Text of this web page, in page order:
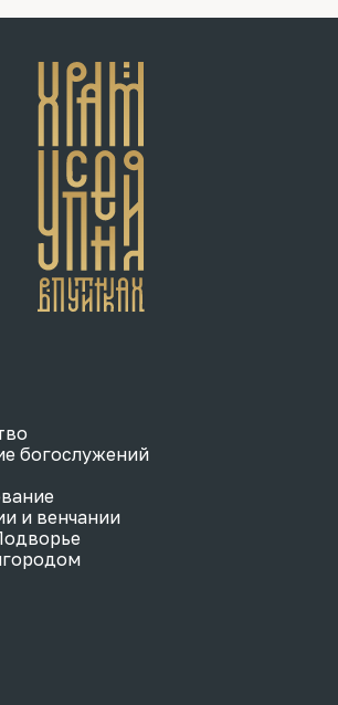
богослужений
и венчании